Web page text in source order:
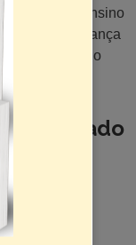
ou de ensino
a toda criança
1 de março do
o simulado
SÓ